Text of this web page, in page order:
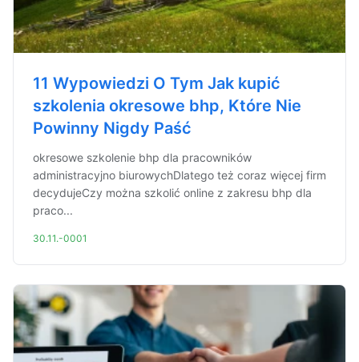
11 Wypowiedzi O Tym Jak kupić
szkolenia okresowe bhp, Które Nie
Powinny Nigdy Paść
okresowe szkolenie bhp dla pracowników
administracyjno biurowychDlatego też coraz więcej firm
decydujeCzy można szkolić online z zakresu bhp dla
praco...
30.11.-0001